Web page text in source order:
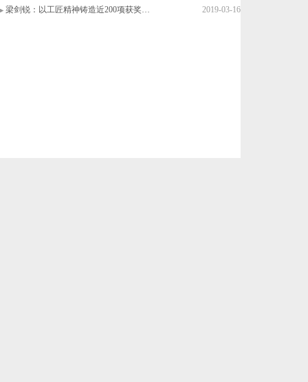
梁剑锐：以工匠精神铸造近200项获奖… 2019-03-16